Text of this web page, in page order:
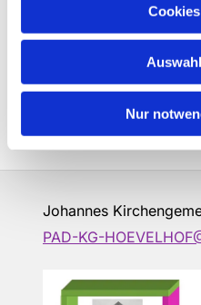
Nur
Johannes
PAD-KG-